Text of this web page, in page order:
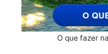
O que fazer